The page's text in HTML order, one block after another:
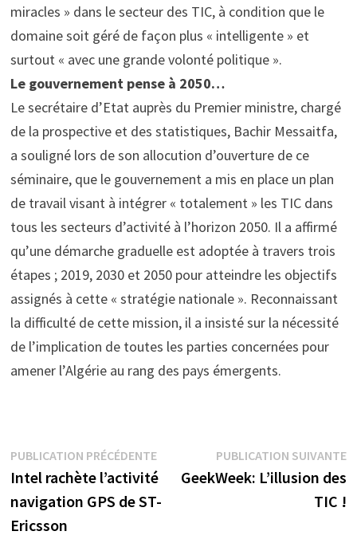
miracles » dans le secteur des TIC, à condition que le
domaine soit géré de façon plus « intelligente » et
surtout « avec une grande volonté politique ».
Le gouvernement pense à 2050…
Le secrétaire d’Etat auprès du Premier ministre, chargé
de la prospective et des statistiques, Bachir Messaitfa,
a souligné lors de son allocution d’ouverture de ce
séminaire, que le gouvernement a mis en place un plan
de travail visant à intégrer « totalement » les TIC dans
tous les secteurs d’activité à l’horizon 2050. Il a affirmé
qu’une démarche graduelle est adoptée à travers trois
étapes ; 2019, 2030 et 2050 pour atteindre les objectifs
assignés à cette « stratégie nationale ». Reconnaissant
la difficulté de cette mission, il a insisté sur la nécessité
de l’implication de toutes les parties concernées pour
amener l’Algérie au rang des pays émergents.
Navigation
de
l’article
PUBLICATION PRÉCÉDENTEPublication
précédente :
Intel rachète l’activité
navigation GPS de ST-
Ericsson
PUBLICATION SUIVANTE
GeekWeek: L’illusion des
TIC !